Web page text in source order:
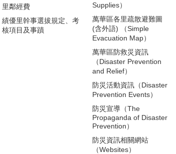
里鄰經費
績優里幹事選拔規定、考
核項目及事蹟
Supplies）
萬華區各里疏散避難圖
(含外語) （Simple
Evacuation Map）
萬華區防救災資訊
（Disaster Prevention
and Relief）
防災活動資訊（Disaster
Prevention Events）
防災宣導（The
Propaganda of Disaster
Prevention）
防災資訊相關網站
（Websites）